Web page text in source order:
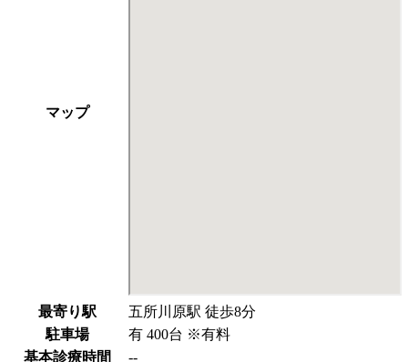
マップ
最寄り駅
五所川原駅 徒歩8分
駐車場
有 400台 ※有料
基本診療時間
--